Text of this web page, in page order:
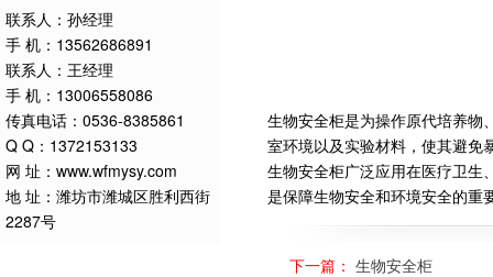
联系人：孙经理
手 机：13562686891
联系人：王经理
手 机：13006558086
传真电话：0536-8385861
Q Q：1372153133
网 址：www.wfmysy.com
地 址：潍坊市潍城区胜利西街
2287号
生物安全柜是为操作原代培养物
室环境以及实验材料，使其避免
生物安全柜广泛应用在医疗卫生
是保障生物安全和环境安全的重
下一篇： 生物安全柜